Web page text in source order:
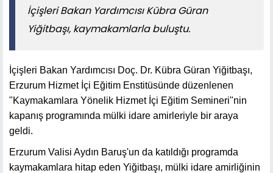
İçişleri Bakan Yardımcısı Kübra Güran
Yiğitbaşı, kaymakamlarla buluştu.
İçişleri Bakan Yardımcısı Doç. Dr. Kübra Güran Yiğitbaşı,
Erzurum Hizmet İçi Eğitim Enstitüsünde düzenlenen
"Kaymakamlara Yönelik Hizmet İçi Eğitim Semineri"nin
kapanış programında mülki idare amirleriyle bir araya
geldi.
Erzurum Valisi Aydın Baruş'un da katıldığı programda
kaymakamlara hitap eden Yiğitbaşı, mülki idare amirliğinin